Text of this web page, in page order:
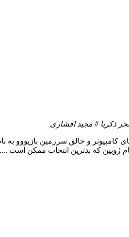
ذكريا # مجید افشاری
کامپیوتر و خالق سرزمین بازیووو
ژوبین که بدترین انتخاب ممکن است